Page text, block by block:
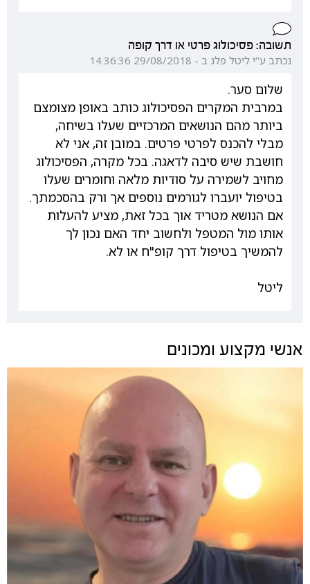
תשובה: פסיכולוג פרטי או דרך קופה
נכתב ע"י ליטל פלג ב - 29/08/2018 14:36:36
שלום סער.
במרבית המקרים הפסיכולוג כותב באופן מצומצם
ביותר מהם הנושאים המרכזיים שעלו בשיחה,
מבלי להכנס לפרטי פרטים. במובן זה, אני לא
חושבת שיש סיבה לדאגה. בכל מקרה, הפסיכולוג
מחויב לשמירה על סודיות מלאה וחומרים שעלו
בטיפול יועברו לגורמים נוספים אך ורק בהסכמתך.
אם הנושא מטריד אוך בכל זאת, מציע להעלות
אותו מול המטפל ולחשוב יחד האם נכון לך
להמשיך בטיפול דרך קופ"ח או לא.
ליטל
אנשי מקצוע ומכונים